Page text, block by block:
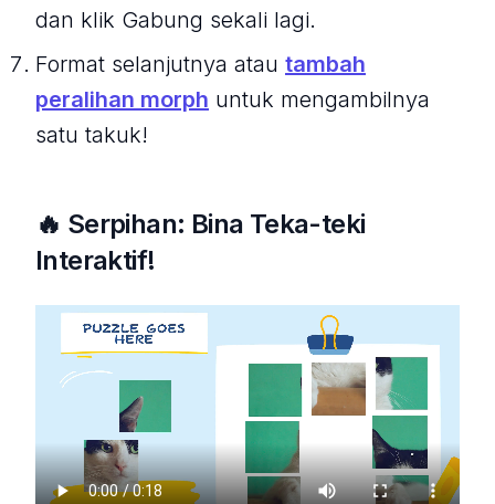
dan klik Gabung sekali lagi.
Format selanjutnya atau tambah
peralihan morph untuk mengambilnya
satu takuk!
🔥 Serpihan: Bina Teka-teki
Interaktif!